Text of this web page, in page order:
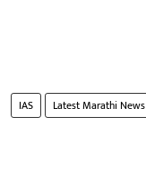
IAS Latest Marathi News